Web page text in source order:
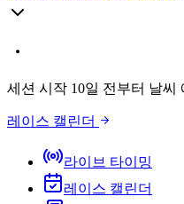
세션 시작 10일 전부터 날씨
레이스 캘린더
라이브 타이밍
레이스 캘린더